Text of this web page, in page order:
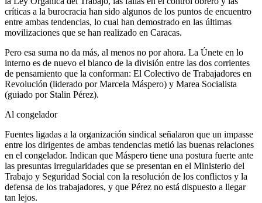
críticas a la burocracia han sido algunos de los puntos de encuentro
entre ambas tendencias, lo cual han demostrado en las últimas
movilizaciones que se han realizado en Caracas.
Pero esa suma no da más, al menos no por ahora. La Únete en lo
interno es de nuevo el blanco de la división entre las dos corrientes
de pensamiento que la conforman: El Colectivo de Trabajadores en
Revolución (liderado por Marcela Máspero) y Marea Socialista
(guiado por Stalin Pérez).
Al congelador
Fuentes ligadas a la organización sindical señalaron que un impasse
entre los dirigentes de ambas tendencias metió las buenas relaciones
en el congelador. Indican que Máspero tiene una postura fuerte ante
las presuntas irregularidades que se presentan en el Ministerio del
Trabajo y Seguridad Social con la resolución de los conflictos y la
defensa de los trabajadores, y que Pérez no está dispuesto a llegar
tan lejos.